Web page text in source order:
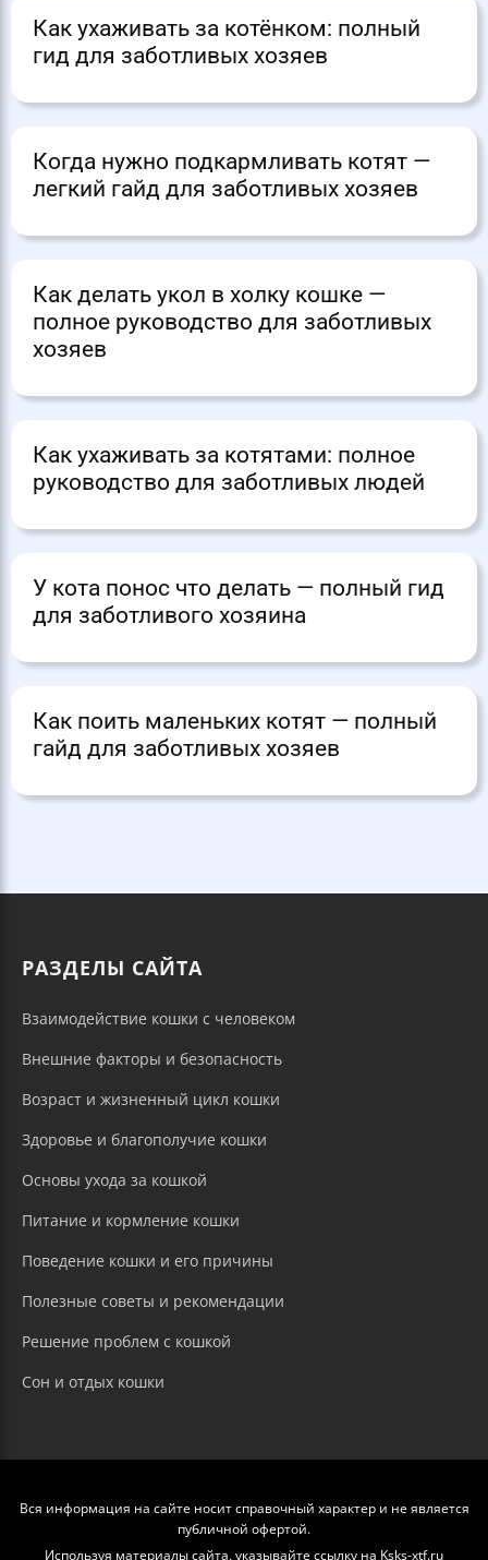
Как ухаживать за котёнком: полный
гид для заботливых хозяев
Когда нужно подкармливать котят —
легкий гайд для заботливых хозяев
Как делать укол в холку кошке —
полное руководство для заботливых
хозяев
Как ухаживать за котятами: полное
руководство для заботливых людей
У кота понос что делать — полный гид
для заботливого хозяина
Как поить маленьких котят — полный
гайд для заботливых хозяев
РАЗДЕЛЫ САЙТА
Взаимодействие кошки с человеком
Внешние факторы и безопасность
Возраст и жизненный цикл кошки
Здоровье и благополучие кошки
Основы ухода за кошкой
Питание и кормление кошки
Поведение кошки и его причины
Полезные советы и рекомендации
Решение проблем с кошкой
Сон и отдых кошки
Вся информация на сайте носит справочный характер и не является
публичной офертой.
Используя материалы сайта, указывайте ссылку на Ksks-xtf.ru